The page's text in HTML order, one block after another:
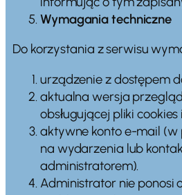
Wymagania techniczne
Do korzystania z serwisu
urządzenie z dostępem
aktualna wersja
obsługującej pliki
aktywne konto e-mail
na wydarzenia lub
administratorem).
Administrator nie ponosi